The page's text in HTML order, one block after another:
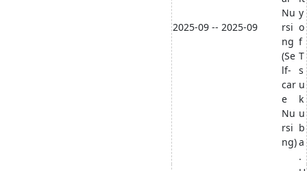
2025-09 -- 2025-09
Nu
rsi
ng
(Se
lf-
car
e
Nu
rsi
ng)
y
o
f
T
s
u
k
u
b
a
.